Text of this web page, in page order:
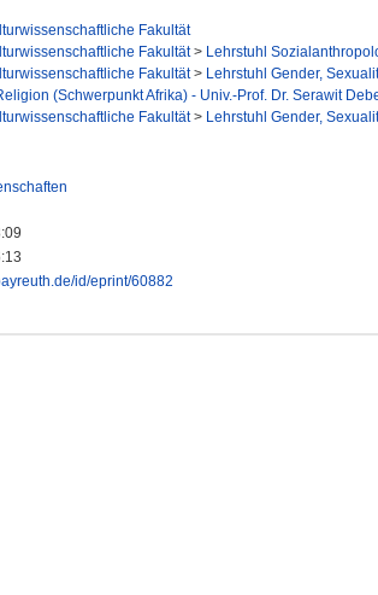
Fakultät
Fakultät> Lehrstuhl
Fakultät> Lehrstuhl Gender,
(Schwerpunkt Afrika) - Univ.-Prof. Dr. Serawit
Fakultät> Lehrstuhl Gender,
id/eprint/60882